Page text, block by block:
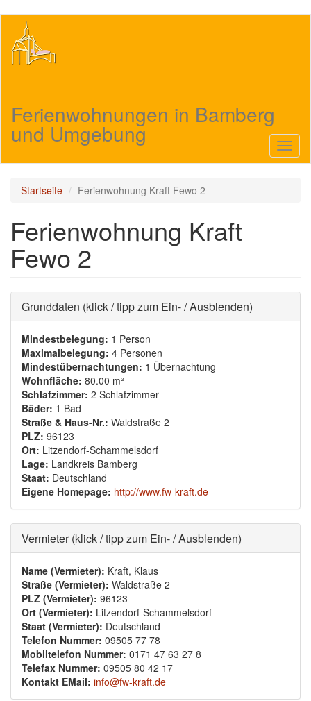
Inhalt
Ferienwohnungen in Bamberg
und Umgebung
Startseite Ferienwohnung Kraft Fewo 2
Ferienwohnung Kraft
Fewo 2
Ausblenden
Grunddaten (klick / tipp zum Ein- / Ausblenden)
Mindestbelegung: 1 Person
Maximalbelegung: 4 Personen
Mindestübernachtungen: 1 Übernachtung
Wohnfläche: 80.00 m²
Schlafzimmer: 2 Schlafzimmer
Bäder: 1 Bad
Straße & Haus-Nr.: Waldstraße 2
PLZ: 96123
Ort: Litzendorf-Schammelsdorf
Lage: Landkreis Bamberg
Staat: Deutschland
Eigene Homepage: http://www.fw-kraft.de
Ausblenden
Vermieter (klick / tipp zum Ein- / Ausblenden)
Name (Vermieter): Kraft, Klaus
Straße (Vermieter): Waldstraße 2
PLZ (Vermieter): 96123
Ort (Vermieter): Litzendorf-Schammelsdorf
Staat (Vermieter): Deutschland
Telefon Nummer: 09505 77 78
Mobiltelefon Nummer: 0171 47 63 27 8
Telefax Nummer: 09505 80 42 17
Kontakt EMail: info@fw-kraft.de